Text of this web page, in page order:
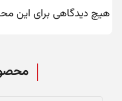
هیچ دیدگاهی برای این